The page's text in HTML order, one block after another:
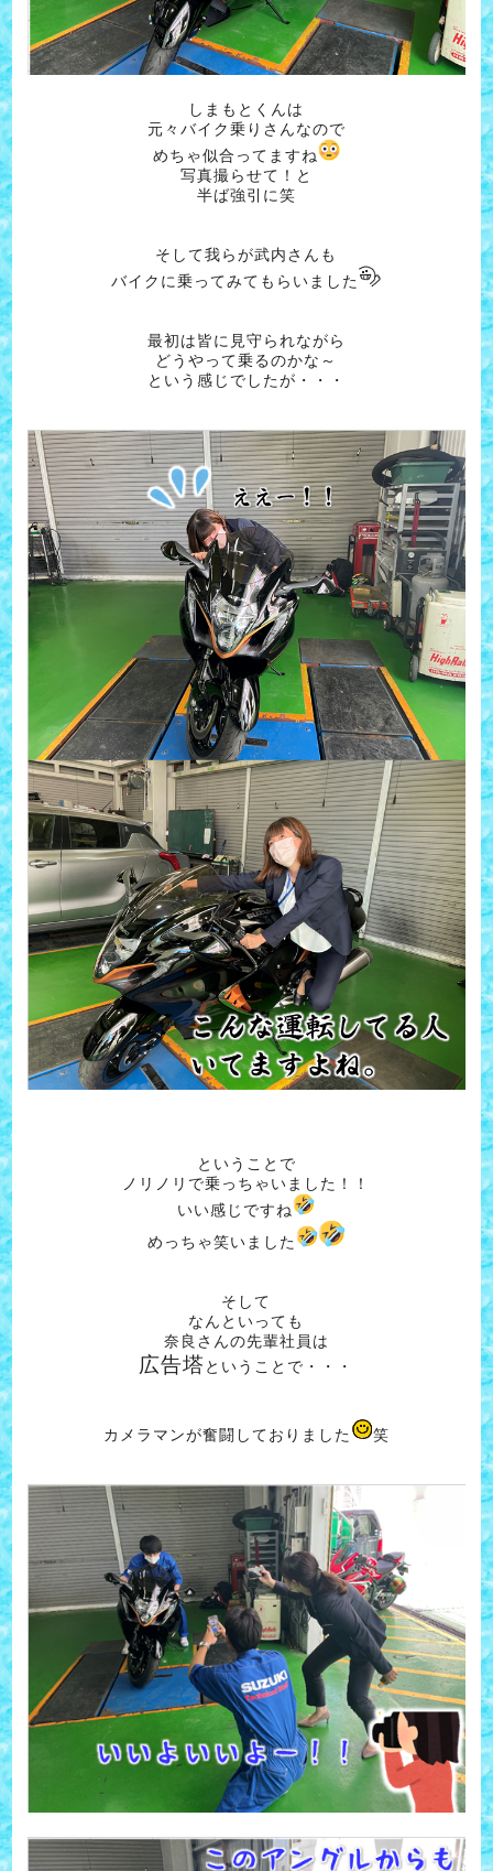
しまもとくんは
元々バイク乗りさんなので
めちゃ似合ってますね
写真撮らせて！と
半ば強引に笑
そして我らが武内さんも
バイクに乗ってみてもらいました
最初は皆に見守られながら
どうやって乗るのかな～
という感じでしたが・・・
ということで
ノリノリで乗っちゃいました！！
いい感じですね
めっちゃ笑いました
そして
なんといっても
奈良さんの先輩社員は
広告塔 ということで・・・
カメラマンが奮闘しておりました 笑